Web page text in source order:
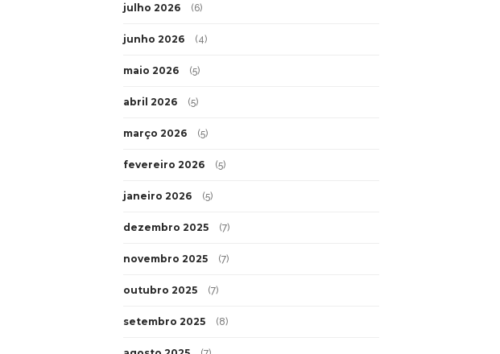
julho 2026 (6)
junho 2026 (4)
maio 2026 (5)
abril 2026 (5)
março 2026 (5)
fevereiro 2026 (5)
janeiro 2026 (5)
dezembro 2025 (7)
novembro 2025 (7)
outubro 2025 (7)
setembro 2025 (8)